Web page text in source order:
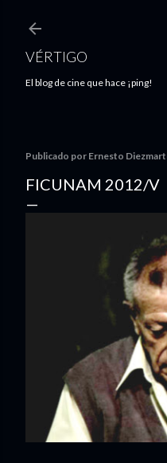
VÉRTIGO
El blog de cine que hace ¡ping!
Publicado por Ernesto
FICUNAM 2012/V